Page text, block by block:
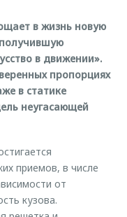
в жизнь новую
в движении».
пропорциях
в статике
неугасающей
приемов, в числе
от
кузова.